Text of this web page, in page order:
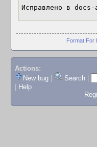
Исправлено в
Format For
Actions:
New bug
Search
Help